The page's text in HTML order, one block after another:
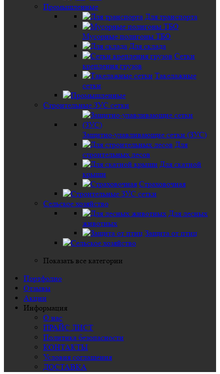
Промышленные
Для транспорта
Мусорные полигоны ТБО
Для склада
Сетки
крепления грузов
Такелажные
сетки
Строительные ЗУС сетки
Защитно-улавливающие сетки (ЗУС)
Для
строительных лесов
Для скатной
крыши
Страховочная
Сельское хозяйство
Для лесных
животных
Защита от птиц
Показать все категории
Портфолио
Отзывы
Акции
Информация
О нас
ПРАЙС ЛИСТ
Политика безопасности
КОНТАКТЫ
Условия соглашения
ДОСТАВКА